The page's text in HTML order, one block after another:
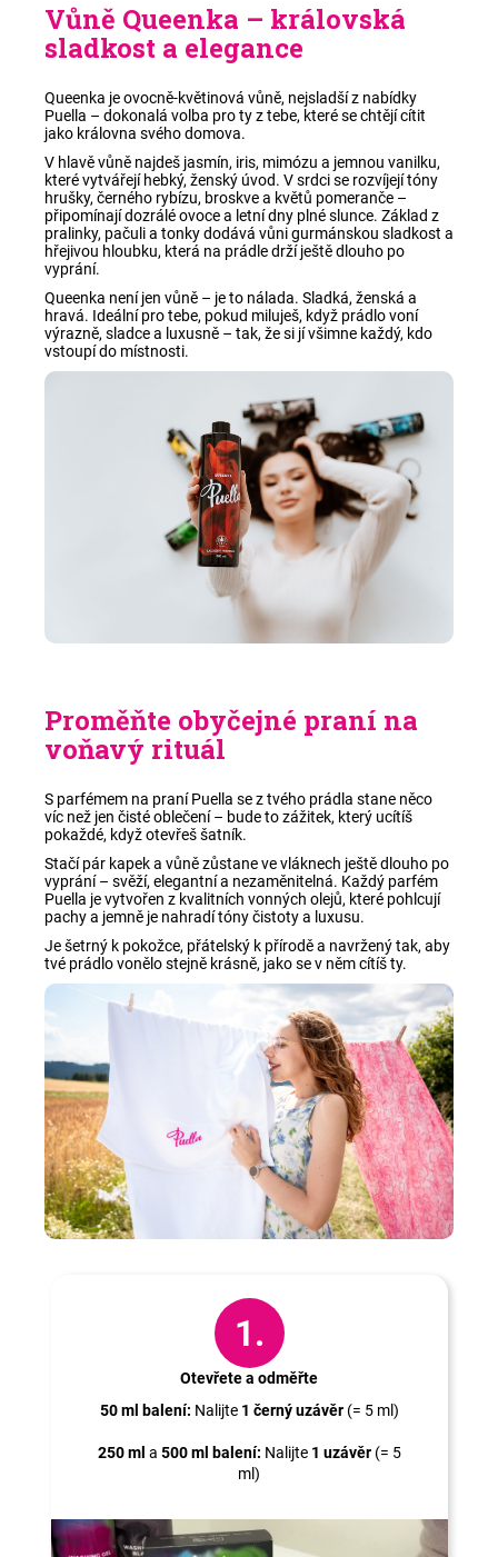
Vůně Queenka – královská
sladkost a elegance
Queenka je ovocně-květinová vůně, nejsladší z nabídky
Puella – dokonalá volba pro ty z tebe, které se chtějí cítit
jako královna svého domova.
V hlavě vůně najdeš jasmín, iris, mimózu a jemnou vanilku,
které vytvářejí hebký, ženský úvod. V srdci se rozvíjejí tóny
hrušky, černého rybízu, broskve a květů pomeranče –
připomínají dozrálé ovoce a letní dny plné slunce. Základ z
pralinky, pačuli a tonky dodává vůni gurmánskou sladkost a
hřejivou hloubku, která na prádle drží ještě dlouho po
vyprání.
Queenka není jen vůně – je to nálada. Sladká, ženská a
hravá. Ideální pro tebe, pokud miluješ, když prádlo voní
výrazně, sladce a luxusně – tak, že si jí všimne každý, kdo
vstoupí do místnosti.
Proměňte obyčejné praní na
voňavý rituál
S parfémem na praní Puella se z tvého prádla stane něco
víc než jen čisté oblečení – bude to zážitek, který ucítíš
pokaždé, když otevřeš šatník.
Stačí pár kapek a vůně zůstane ve vláknech ještě dlouho po
vyprání – svěží, elegantní a nezaměnitelná. Každý parfém
Puella je vytvořen z kvalitních vonných olejů, které pohlcují
pachy a jemně je nahradí tóny čistoty a luxusu.
Je šetrný k pokožce, přátelský k přírodě a navržený tak, aby
tvé prádlo vonělo stejně krásně, jako se v něm cítíš ty.
Jak na to?
1.
Otevřete a odměřte
50 ml balení: Nalijte 1 černý uzávěr(= 5 ml)
250 ml a 500 ml balení: Nalijte 1 uzávěr(= 5
ml)